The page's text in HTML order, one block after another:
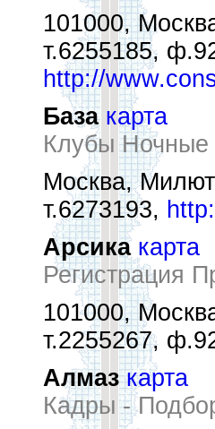
101000,
т.6255185,
http://
База карта
Клубы Ночные
Москва,
т.6273193,
Арсика карта
Регистрация
101000,
т.2255267,
Алмаз карта
Кадры -